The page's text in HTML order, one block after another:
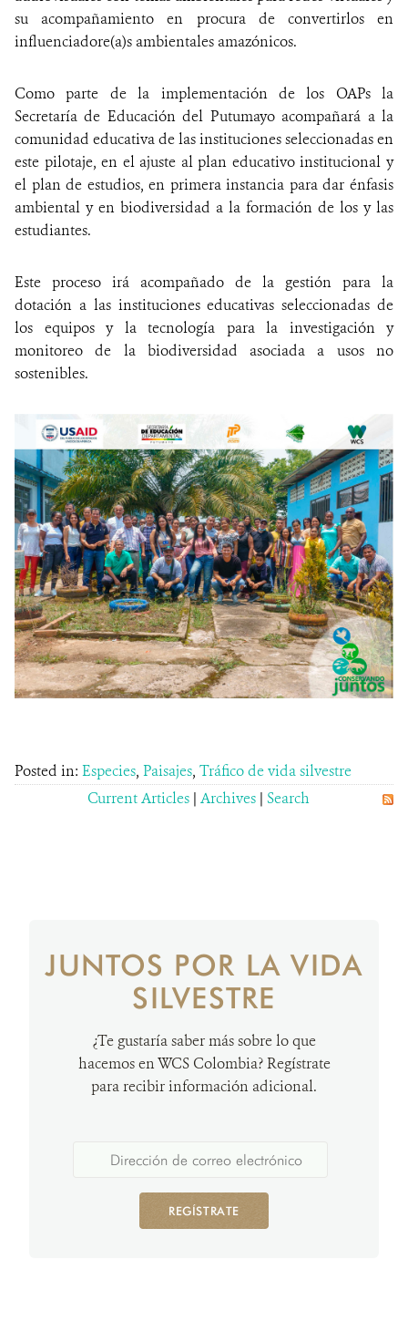
su acompañamiento en procura de convertirlos en
influenciadore(a)s ambientales amazónicos.
Como parte de la implementación de los OAPs la
Secretaría de Educación del Putumayo acompañará a la
comunidad educativa de las instituciones seleccionadas en
este pilotaje, en el ajuste al plan educativo institucional y
el plan de estudios, en primera instancia para dar énfasis
ambiental y en biodiversidad a la formación de los y las
estudiantes.
Este proceso irá acompañado de la gestión para la
dotación a las instituciones educativas seleccionadas de
los equipos y la tecnología para la investigación y
monitoreo de la biodiversidad asociada a usos no
sostenibles.
Posted in: Especies, Paisajes, Tráfico de vida silvestre
Current Articles | Archives | Search
JUNTOS POR LA VIDA
SILVESTRE
¿Te gustaría saber más sobre lo que
hacemos en WCS Colombia? Regístrate
para recibir información adicional.
REGÍSTRATE